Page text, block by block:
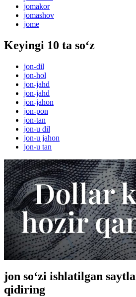
jomakor
jomashov
jome
Keyingi 10 ta so‘z
jon-dil
jon-hol
jon-jahd
jon-jahd
jon-jahon
jon-pon
jon-tan
jon-u dil
jon-u jahon
jon-u tan
jon so‘zi ishlatilgan
qidiring